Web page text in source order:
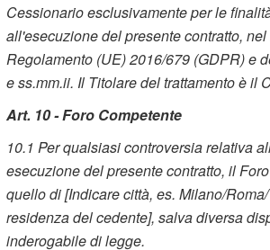
Cessionario esclusivamente per le
all'esecuzione del presente contratto,
Regolamento (UE) 2016/679 (GDPR) e
e ss.mm.ii. Il Titolare del trattamento è il
Art. 10 - Foro Competente
10.1 Per qualsiasi controversia relativa
esecuzione del presente contratto, il
quello di [Indicare città, es. Milano/
residenza del cedente], salva diversa
inderogabile di legge.